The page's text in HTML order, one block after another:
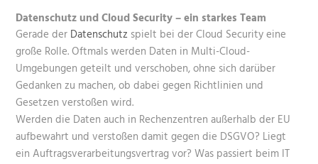
Datenschutz und Cloud Security – ein starkes Team
Gerade der Datenschutz spielt bei der Cloud Security eine
große Rolle. Oftmals werden Daten in Multi-Cloud-
Umgebungen geteilt und verschoben, ohne sich darüber
Gedanken zu machen, ob dabei gegen Richtlinien und
Gesetzen verstoßen wird.
Werden die Daten auch in Rechenzentren außerhalb der EU
aufbewahrt und verstoßen damit gegen die DSGVO? Liegt
ein Auftragsverarbeitungsvertrag vor? Was passiert beim IT